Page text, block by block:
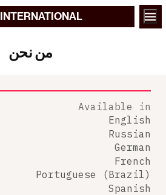
INTERNATIONAL
من نحن
Available in
English
Russian
German
French
Portuguese (Brazil)
Spanish